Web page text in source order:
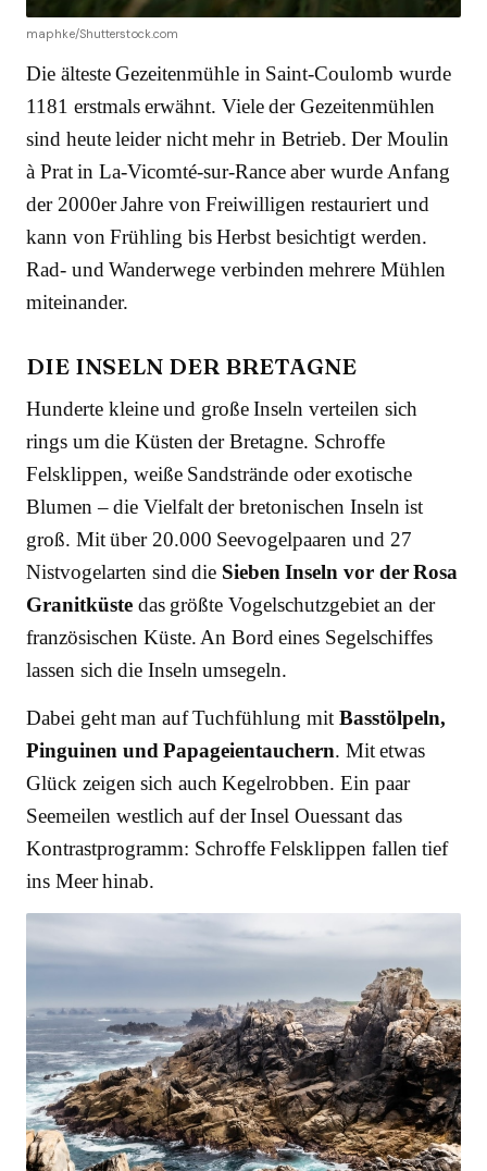
maphke/Shutterstock.com
Die älteste Gezeitenmühle in Saint-Coulomb wurde
1181 erstmals erwähnt. Viele der Gezeitenmühlen
sind heute leider nicht mehr in Betrieb. Der Moulin
à Prat in La-Vicomté-sur-Rance aber wurde Anfang
der 2000er Jahre von Freiwilligen restauriert und
kann von Frühling bis Herbst besichtigt werden.
Rad- und Wanderwege verbinden mehrere Mühlen
miteinander.
DIE INSELN DER BRETAGNE
Hunderte kleine und große Inseln verteilen sich
rings um die Küsten der Bretagne. Schroffe
Felsklippen, weiße Sandstrände oder exotische
Blumen – die Vielfalt der bretonischen Inseln ist
groß. Mit über 20.000 Seevogelpaaren und 27
Nistvogelarten sind die Sieben Inseln vor der Rosa
Granitküste das größte Vogelschutzgebiet an der
französischen Küste. An Bord eines Segelschiffes
lassen sich die Inseln umsegeln.
Dabei geht man auf Tuchfühlung mit Basstölpeln,
Pinguinen und Papageientauchern. Mit etwas
Glück zeigen sich auch Kegelrobben. Ein paar
Seemeilen westlich auf der Insel Ouessant das
Kontrastprogramm: Schroffe Felsklippen fallen tief
ins Meer hinab.